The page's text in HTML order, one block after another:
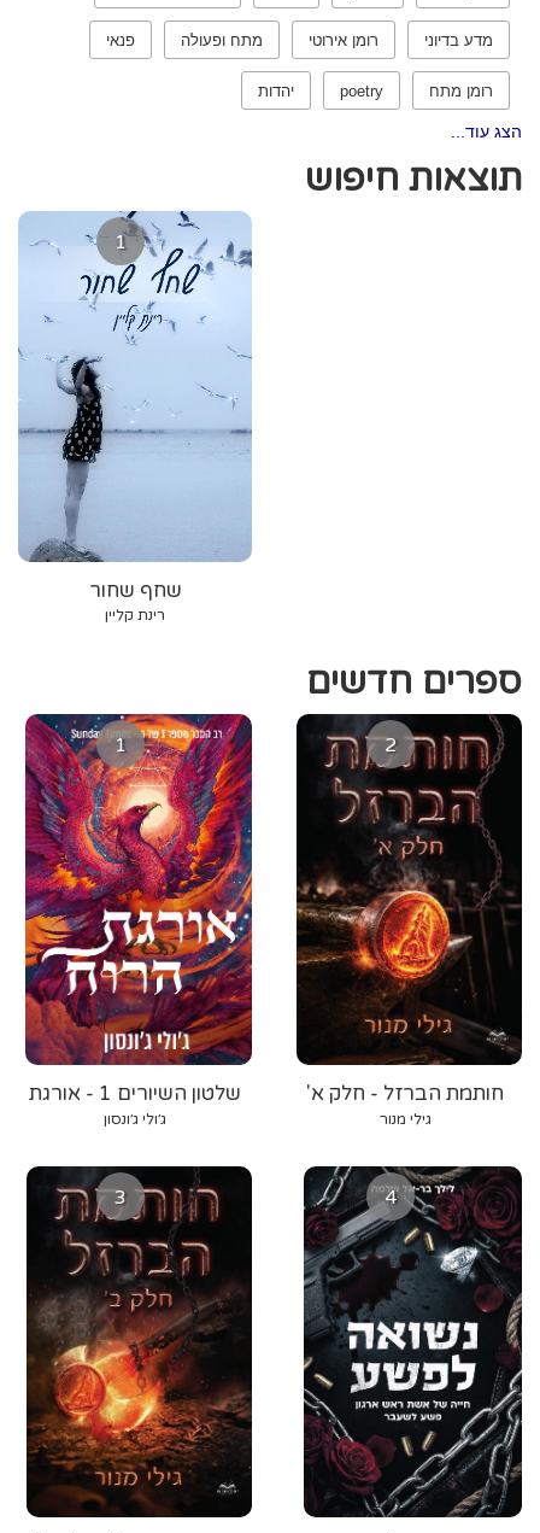
מדע בדיוני רומן אירוטי מתח ופעולה פנאי
רומן מתח poetry יהדות
הצג עוד...
תוצאות חיפוש
1
שחף שחור
רינת קליין
ספרים חדשים
1
שלטון השיורים 1 - אורגת
הרוח
ג׳ולי ג׳ונסון
2
חותמת הברזל - חלק א'
גילי מנור
3 4